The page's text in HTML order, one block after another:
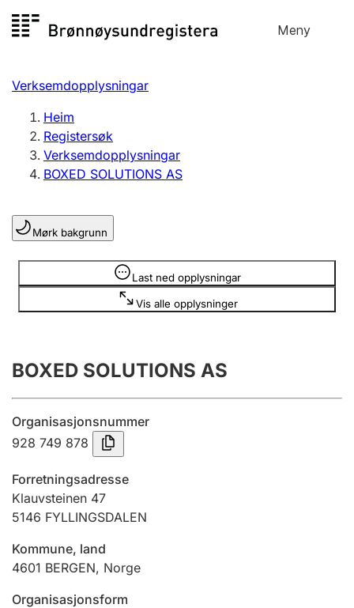
til
Meny
Registersøk
Aksjeselskap
Enkeltpersonføretak
Registrere, endre, slette
Lag og foreining
Registrere, endre, slette
Årsrekneskap
Innsending og forseinkingsgebyr
Tinglysing
Jeger
Ektepaktrettleiaren
Verksemdopplysningar
Heim
Registersøk
Verksemdopplysningar
BOXED SOLUTIONS AS
Mørk bakgrunn
Last ned opplysningar
Vis alle opplysninger
Opplysninger er skjult
BOXED SOLUTIONS AS
Organisasjonsnummer
928 749 878
Forretningsadresse
Klauvsteinen 47
5146 FYLLINGSDALEN
Kommune, land
4601 BERGEN, Norge
Organisasjonsform